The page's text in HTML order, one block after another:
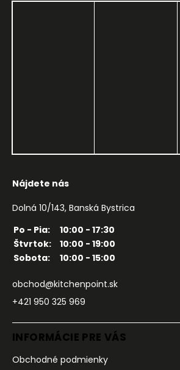
Nájdete nás
Dolná 10/143, Banská Bystrica
Po - Pia:
10:00 - 17:30
Štvrtok:
10:00 - 19:00
Sobota:
10:00 - 15:00
obchod@kitchenpoint.sk
+421 950 325 969
INFORMÁCIE PRE VÁS
Obchodné podmienky